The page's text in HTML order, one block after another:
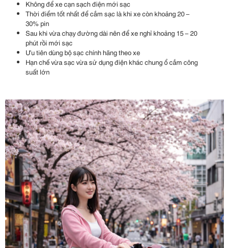
Không để xe cạn sạch điện mới sạc
Thời điểm tốt nhất để cắm sạc là khi xe còn khoảng 20 –
30% pin
Sau khi vừa chạy đường dài nên để xe nghỉ khoảng 15 – 20
phút rồi mới sạc
Ưu tiên dùng bộ sạc chính hãng theo xe
Hạn chế vừa sạc vừa sử dụng điện khác chung ổ cắm công
suất lớn